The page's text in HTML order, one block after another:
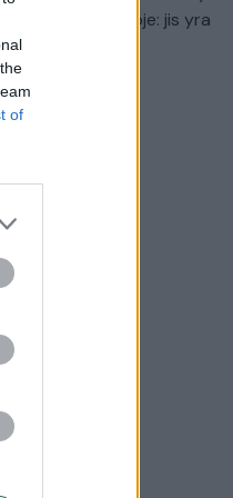
of
politikoje: jis yra